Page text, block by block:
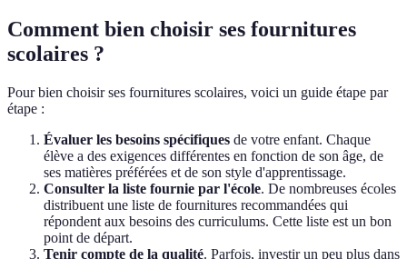
Comment bien choisir ses fournitures
scolaires ?
Pour bien choisir ses fournitures scolaires, voici un guide étape par
étape :
Évaluer les besoins spécifiques de votre enfant. Chaque
élève a des exigences différentes en fonction de son âge, de
ses matières préférées et de son style d'apprentissage.
Consulter la liste fournie par l'école. De nombreuses écoles
distribuent une liste de fournitures recommandées qui
répondent aux besoins des curriculums. Cette liste est un bon
point de départ.
Tenir compte de la qualité. Parfois, investir un peu plus dans